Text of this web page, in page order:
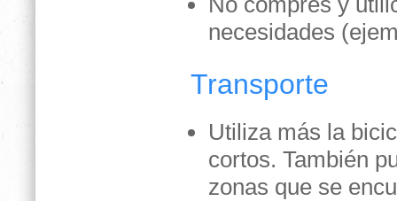
necesidades
Transporte
Utiliza más la
cortos. También
zonas que se